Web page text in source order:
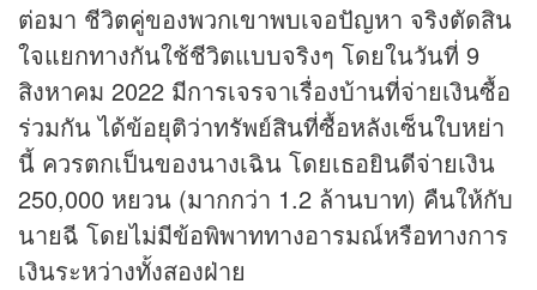
ต่อมา ชีวิตคู่ของพวกเขาพบเจอปัญหา จริงตัดสิน
ใจแยกทางกันใช้ชีวิตแบบจริงๆ โดยในวันที่ 9
สิงหาคม 2022 มีการเจรจาเรื่องบ้านที่จ่ายเงินซื้อ
ร่วมกัน ได้ข้อยุติว่าทรัพย์สินที่ซื้อหลังเซ็นใบหย่า
นี้ ควรตกเป็นของนางเฉิน โดยเธอยินดีจ่ายเงิน
250,000 หยวน (มากกว่า 1.2 ล้านบาท) คืนให้กับ
นายฉี โดยไม่มีข้อพิพาททางอารมณ์หรือทางการ
เงินระหว่างทั้งสองฝ่าย